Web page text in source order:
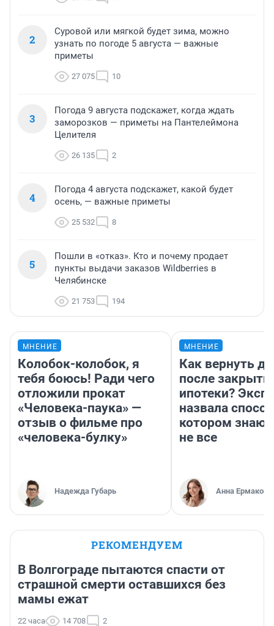
2
Суровой или мягкой будет зима, можно
узнать по погоде 5 августа — важные
приметы
27 075 10
3
Погода 9 августа подскажет, когда ждать
заморозков — приметы на Пантелеймона
Целителя
26 135 2
4
Погода 4 августа подскажет, какой будет
осень, — важные приметы
25 532 8
5
Пошли в «отказ». Кто и почему продает
пункты выдачи заказов Wildberries в
Челябинске
21 753 194
МНЕНИЕ
Колобок-колобок, я
тебя боюсь! Ради чего
отложили прокат
«Человека-паука» —
отзыв о фильме про
«человека-булку»
Надежда Губарь
МНЕНИЕ
Как вернуть
после
ипотеки?
назвала
котором
не все
Анна Ермакова
РЕКОМЕНДУЕМ
В Волгограде пытаются спасти от
страшной смерти оставшихся без
мамы ежат
22 часа 14 708 2